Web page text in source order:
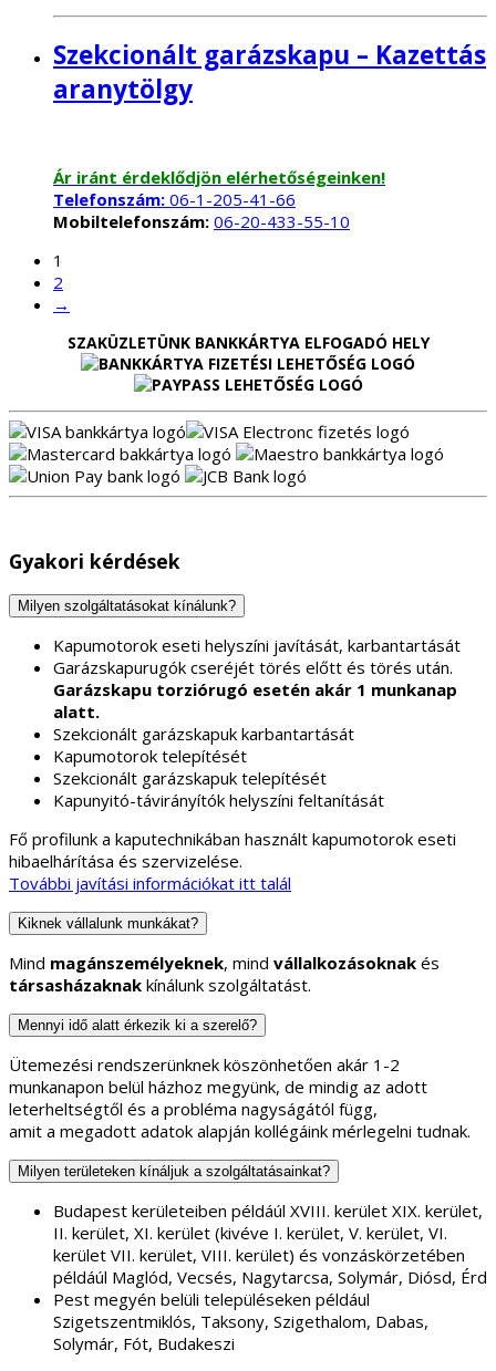
Szekcionált garázskapu – Kazettás
aranytölgy
Ár iránt érdeklődjön elérhetőségeinken!
Telefonszám: 06-1-205-41-66
Mobiltelefonszám: 06-20-433-55-10
1
2
→
SZAKÜZLETÜNK BANKKÁRTYA ELFOGADÓ HELY
Gyakori kérdések
Milyen szolgáltatásokat kínálunk?
Kapumotorok eseti helyszíni javítását, karbantartását
Garázskapurugók cseréjét törés előtt és törés után.
Garázskapu torziórugó esetén akár 1 munkanap
alatt.
Szekcionált garázskapuk karbantartását
Kapumotorok telepítését
Szekcionált garázskapuk telepítését
Kapunyitó-távirányítók helyszíni feltanítását
Fő profilunk a kaputechnikában használt kapumotorok eseti
hibaelhárítása és szervizelése.
További javítási információkat itt talál
Kiknek vállalunk munkákat?
Mind magánszemélyeknek, mind vállalkozásoknak és
társasházaknak kínálunk szolgáltatást.
Mennyi idő alatt érkezik ki a szerelő?
Ütemezési rendszerünknek köszönhetően akár 1-2
munkanapon belül házhoz megyünk, de mindig az adott
leterheltségtől és a probléma nagyságától függ,
amit a megadott adatok alapján kollégáink mérlegelni tudnak.
Milyen területeken kínáljuk a szolgáltatásainkat?
Budapest kerületeiben példáúl XVIII. kerület XIX. kerület,
II. kerület, XI. kerület (kivéve I. kerület, V. kerület, VI.
kerület VII. kerület, VIII. kerület) és vonzáskörzetében
példáúl Maglód, Vecsés, Nagytarcsa, Solymár, Diósd, Érd
Pest megyén belüli településeken például
Szigetszentmiklós, Taksony, Szigethalom, Dabas,
Solymár, Fót, Budakeszi